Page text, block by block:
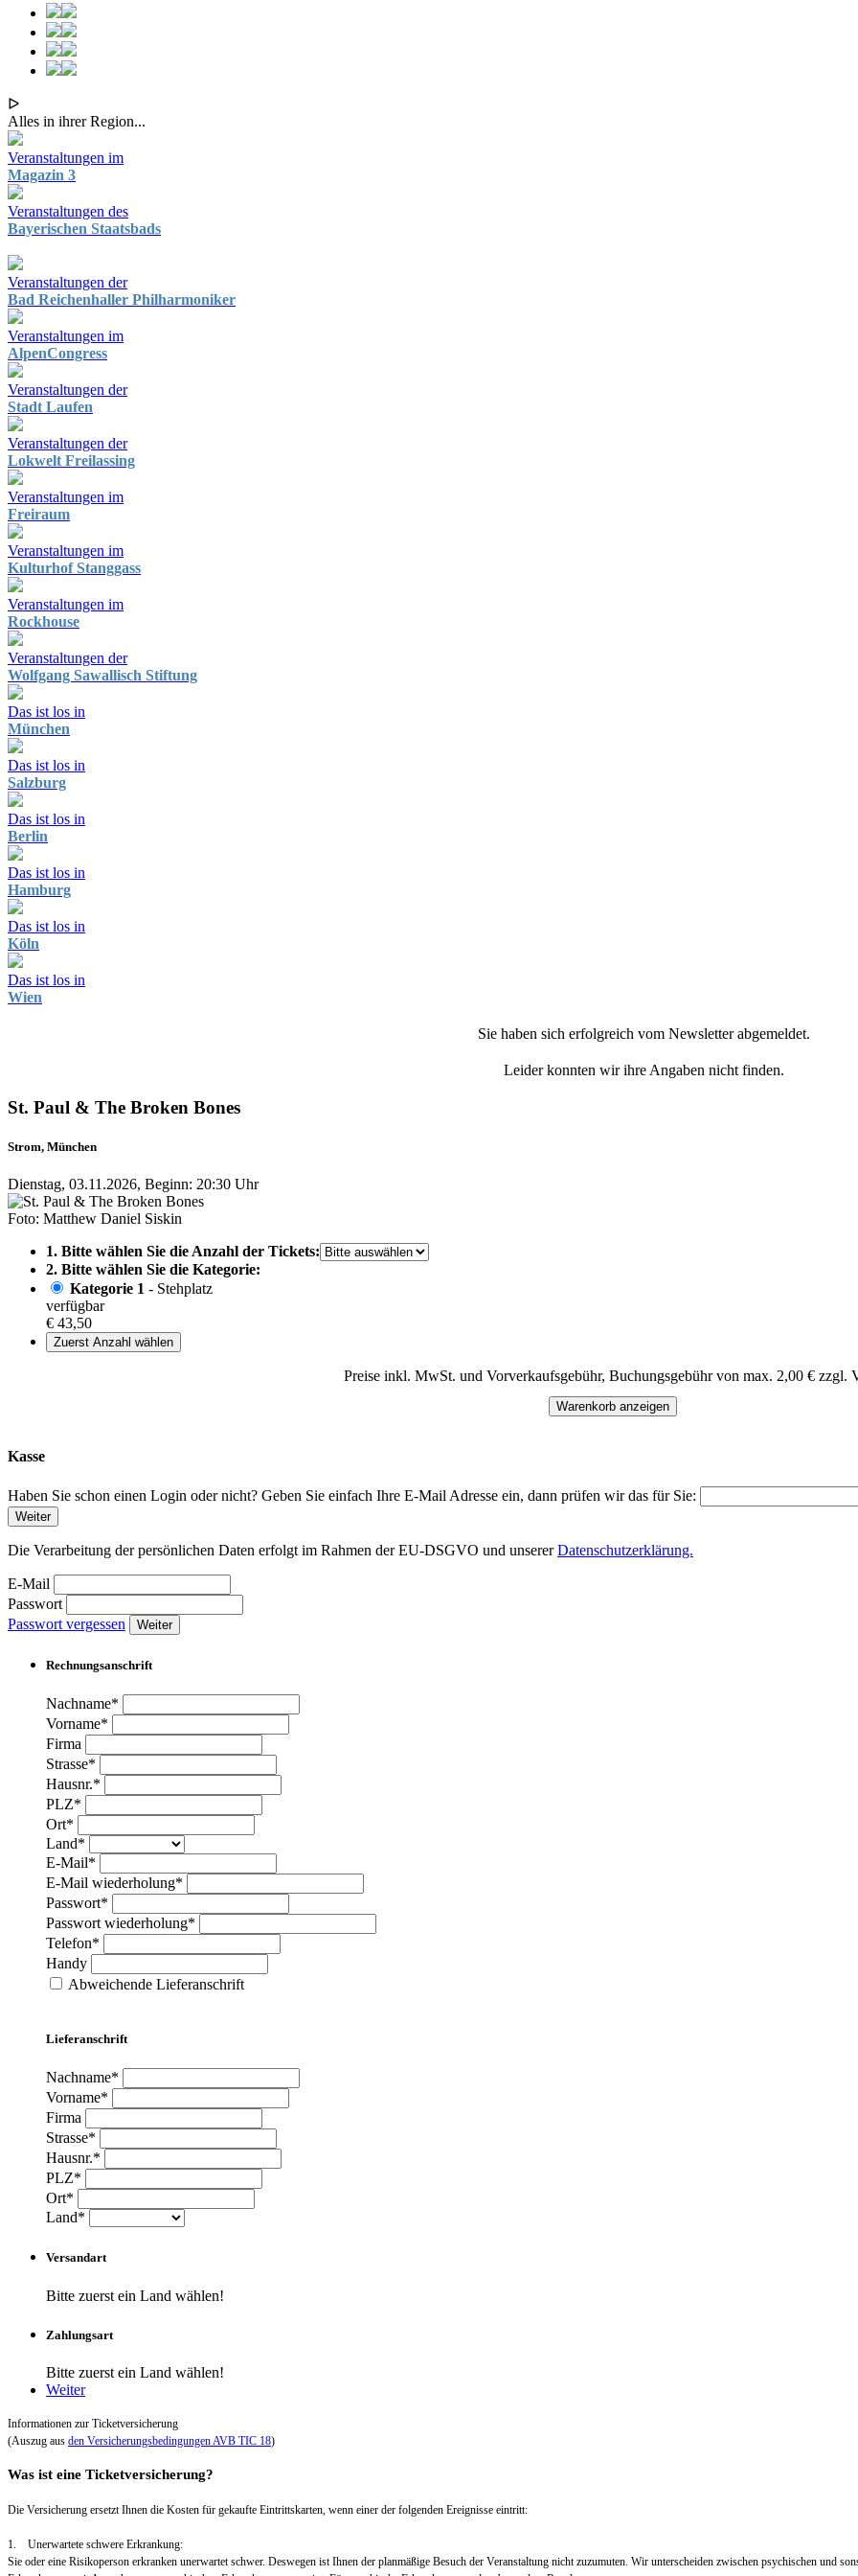
ᐅ
Alles in ihrer Region...
Veranstaltungen im
Magazin 3
Veranstaltungen des
Bayerischen Staatsbads
Veranstaltungen der
Bad Reichenhaller Philharmoniker
Veranstaltungen im
AlpenCongress
Veranstaltungen der
Stadt Laufen
Veranstaltungen der
Lokwelt Freilassing
Veranstaltungen im
Freiraum
Veranstaltungen im
Kulturhof Stanggass
Veranstaltungen im
Rockhouse
Veranstaltungen der
Wolfgang Sawallisch Stiftung
Das ist los in
München
Das ist los in
Salzburg
Das ist los in
Berlin
Das ist los in
Hamburg
Das ist los in
Köln
Das ist los in
Wien
Sie haben sich erfolgreich vom Newsletter abgemeldet.
Leider konnten wir ihre Angaben nicht finden.
St. Paul & The Broken Bones
Strom, München
Dienstag, 03.11.2026, Beginn: 20:30 Uhr
Foto: Matthew Daniel Siskin
1. Bitte wählen Sie die Anzahl der Tickets:
2. Bitte wählen Sie die Kategorie:
Kategorie 1 - Stehplatz
verfügbar
€ 43,50
Zuerst Anzahl wählen
Preise inkl. MwSt. und Vorverkaufsgebühr, Buchungsgebühr von max. 2,00 € zzgl.
Warenkorb anzeigen
Kasse
Haben Sie schon einen Login oder nicht? Geben Sie einfach Ihre E-Mail Adresse ein, dann prüfen wir das für Sie:
Weiter
Die Verarbeitung der persönlichen Daten erfolgt im Rahmen der EU-DSGVO und unsererDatenschutzerklärung.
E-Mail
Passwort
Passwort vergessen
Weiter
Rechnungsanschrift
Nachname*
Vorname*
Firma
Strasse*
Hausnr.*
PLZ*
Ort*
Land*
E-Mail*
E-Mail wiederholung*
Passwort*
Passwort wiederholung*
Telefon*
Handy
Abweichende Lieferanschrift
Lieferanschrift
Nachname*
Vorname*
Firma
Strasse*
Hausnr.*
PLZ*
Ort*
Land*
Versandart
Bitte zuerst ein Land wählen!
Zahlungsart
Bitte zuerst ein Land wählen!
Weiter
Informationen zur Ticketversicherung
(Auszug aus den Versicherungsbedingungen AVB TIC 18)
Was ist eine Ticketversicherung?
Die Versicherung ersetzt Ihnen die Kosten für gekaufte Eintrittskarten, wenn einer der folgenden Ereignisse eintritt:
1. Unerwartete schwere Erkrankung:
Sie oder eine Risikoperson erkranken unerwartet schwer. Deswegen ist Ihnen der planmäßige Besuch der Veranstaltung nicht zuzumuten. Wir unterscheiden zwischen psychischen und